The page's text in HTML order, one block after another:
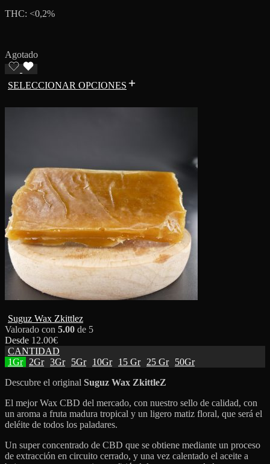
THC: <0,2%
Agotado
SELECCIONAR OPCIONES
Suguz Wax Zkittlez
Valorado con 5.00 de 5
Desde 12.00€
CANTIDAD
1Gr
2Gr 3Gr 5Gr 10Gr 15 Gr 25 Gr
50Gr
Descubre el original Suguz Wax ZkittleZ
El mejor Wax CBD del mercado, con nuestro sello de calidad, con
un aroma a fruta madura tropical y un ligero matiz floral, que será el
deléite de todos los paladares.
Un super concentrado de CBD que se obtiene mediante un proceso
de extracción en circuito cerrado, y una vez calentado el aceite a